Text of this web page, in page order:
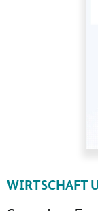
WIRTSCHAFT